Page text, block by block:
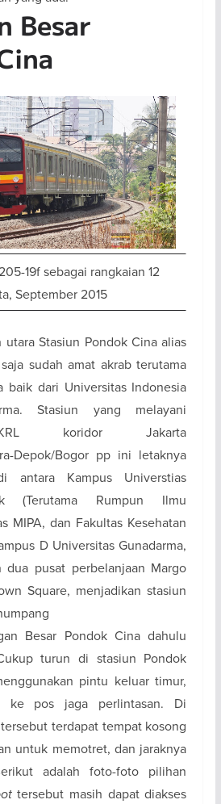
Besar
19f sebagai rangkaian 12
September 2015
Stasiun Pondok Cina alias
sudah amat akrab terutama
baik dari Universitas Indonesia
Stasiun yang melayani
koridor Jakarta
Depok/Bogor pp ini letaknya
antara Kampus Universtias
(Terutama Rumpun Ilmu
MIPA, dan Fakultas Kesehatan
D Universitas Gunadarma,
pusat perbelanjaan Margo
Square, menjadikan stasiun
Besar Pondok Cina dahulu
turun di stasiun Pondok
pintu keluar timur,
ke pos jaga perlintasan. Di
terdapat tempat kosong
untuk memotret, dan jaraknya
adalah foto-foto pilihan
tersebut masih dapat diakses